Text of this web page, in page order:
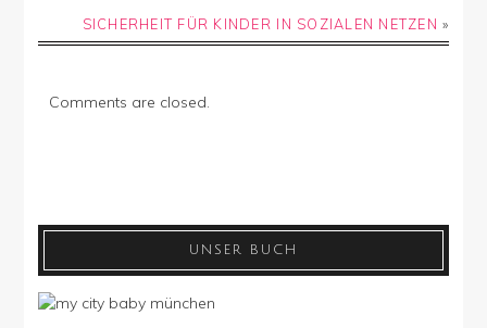
SICHERHEIT FÜR KINDER IN SOZIALEN NETZEN »
Comments are closed.
UNSER BUCH